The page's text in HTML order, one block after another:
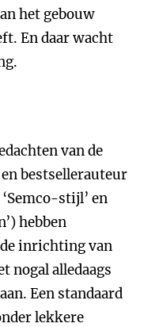
het gebouw
En daar wacht
van de
bestsellerauteur
stijl’ en
hebben
inrichting van
nogal alledaags
Een standaard
lekkere